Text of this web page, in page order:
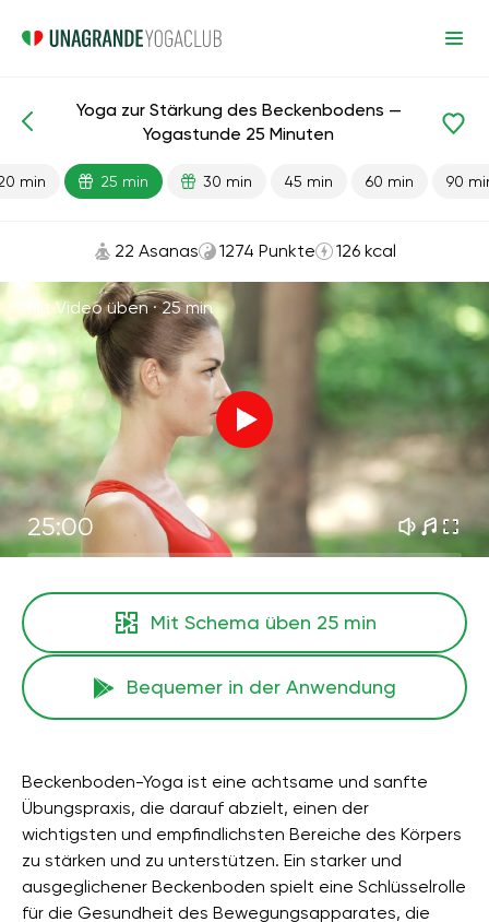
Fertige Lektionen Becken
Yoga zur Stärkung des Beckenbodens —
Yogastunde 25 Minuten
min 25 min 30 min 45 min 60 min 90
22 Asanas 1274 Punkte 126 kcal
Mit Video üben ·25 min
25:00
Mit Schema üben 25 min
Bequemer in der Anwendung
Beckenboden-Yoga ist eine achtsame und sanfte
Übungspraxis, die darauf abzielt, einen der
wichtigsten und empfindlichsten Bereiche des Körpers
zu stärken und zu unterstützen. Ein starker und
ausgeglichener Beckenboden spielt eine Schlüsselrolle
für die Gesundheit des Bewegungsapparates, die